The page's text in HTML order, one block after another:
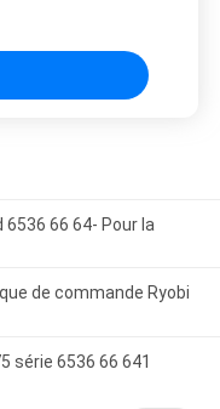
66 64- Pour la
de commande Ryobi
série 6536 66 641